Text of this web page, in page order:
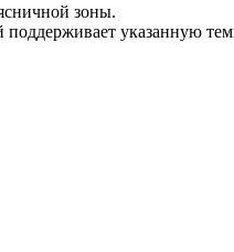
зоны.
поддерживает указанную